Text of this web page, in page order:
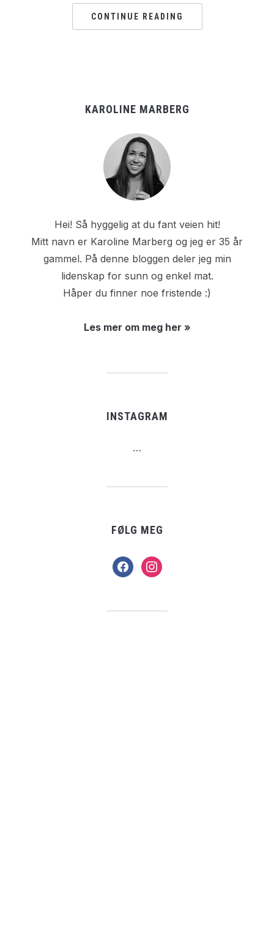
CONTINUE READING
KAROLINE MARBERG
Hei! Så hyggelig at du fant veien hit!
Mitt navn er Karoline Marberg og jeg er 35 år
gammel. På denne bloggen deler jeg min
lidenskap for sunn og enkel mat.
Håper du finner noe fristende :)
Les mer om meg her »
INSTAGRAM
…
FØLG MEG
facebookinstagram